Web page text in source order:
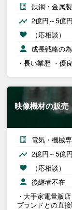
鉄鋼・金属
2億円～5億円
（応相談）
成長戦略の為
・長い業歴 ・優
映像機材の販売
電気・機械
2億円～5億円
（応相談）
後継者不在
・大手家電量販
ブランドとの直